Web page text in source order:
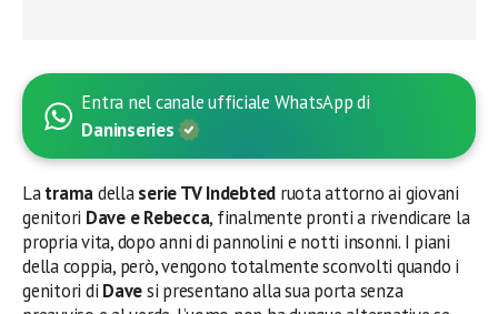
Entra nel canale ufficiale WhatsApp di
Daninseries
Latramadellaserie TV Indebted ruota attorno ai giovani
genitori Dave e Rebecca, finalmente pronti a rivendicare la
propria vita, dopo anni di pannolini e notti insonni. I piani
della coppia, però, vengono totalmente sconvolti quando i
genitori di Davesi presentano alla sua porta senza